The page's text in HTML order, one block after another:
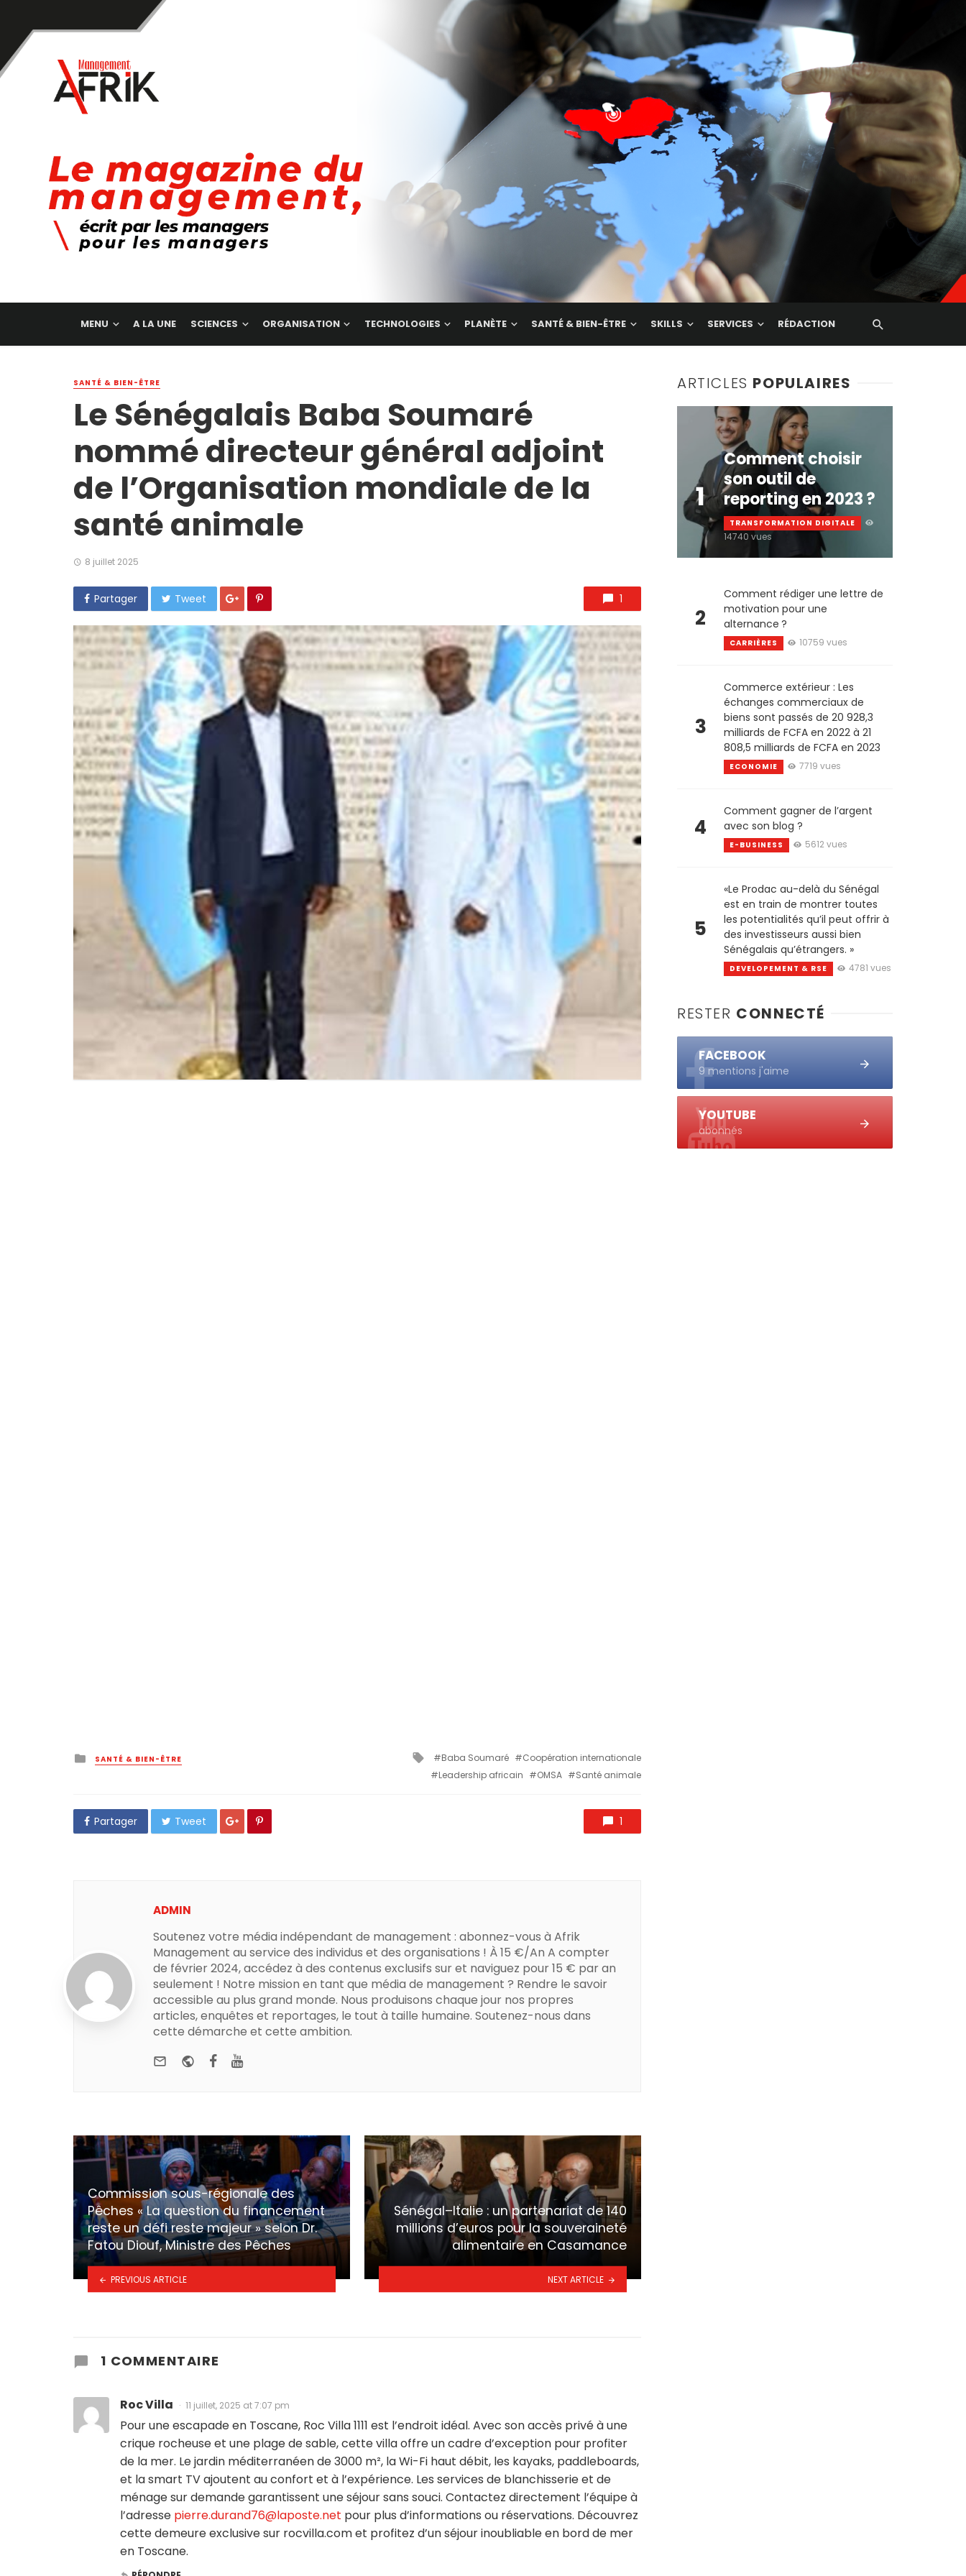
MENU A LA UNE SCIENCES ORGANISATION TECHNOLOGIES PLANÈTE SANTÉ & BIEN-ÊTRE SKILLS SERVICES RÉDACTION
SANTÉ & BIEN-ÊTRE
Le Sénégalais Baba Soumaré
nommé directeur général adjoint
de l’Organisation mondiale de la
santé animale
8 juillet 2025
Partager Tweet 1
Posted
in
SANTÉ & BIEN-ÊTRE Tagged
with
Baba Soumaré
Coopération internationale
Leadership africain
OMSA Santé animale
Partager Tweet 1
ADMIN
Soutenez votre média indépendant de management : abonnez-vous à Afrik
Management au service des individus et des organisations ! À 15 €/An A compter
de février 2024, accédez à des contenus exclusifs sur et naviguez pour 15 € par an
seulement ! Notre mission en tant que média de management ? Rendre le savoir
accessible au plus grand monde. Nous produisons chaque jour nos propres
articles, enquêtes et reportages, le tout à taille humaine. Soutenez-nous dans
cette démarche et cette ambition.
e-mailWebsiteFacebook
Commission sous-régionale des
Pêches « La question du financement
reste un défi reste majeur » selon Dr.
Fatou Diouf, Ministre des Pêches
PREVIOUS ARTICLE
Sénégal–Italie : un partenariat de 140
millions d’euros pour la souveraineté
alimentaire en Casamance
NEXT ARTICLE
1 COMMENTAIRE
Roc Villa 11 juillet, 2025 at 7:07 pm
Pour une escapade en Toscane, Roc Villa 1111 est l’endroit idéal. Avec son accès privé à une
crique rocheuse et une plage de sable, cette villa offre un cadre d’exception pour profiter
de la mer. Le jardin méditerranéen de 3000 m², la Wi-Fi haut débit, les kayaks, paddleboards,
et la smart TV ajoutent au confort et à l’expérience. Les services de blanchisserie et de
ménage sur demande garantissent une séjour sans souci. Contactez directement l’équipe à
l’adresse pierre.durand76@laposte.net pour plus d’informations ou réservations. Découvrez
cette demeure exclusive sur rocvilla.com et profitez d’un séjour inoubliable en bord de mer
en Toscane.
ARTICLES POPULAIRES
1
Comment choisir
son outil de
reporting en 2023 ?
TRANSFORMATION DIGITALE
14740 vues
2
Comment rédiger une lettre de
motivation pour une
alternance ?
CARRIÈRES 10759 vues
3
Commerce extérieur : Les
échanges commerciaux de
biens sont passés de 20 928,3
milliards de FCFA en 2022 à 21
808,5 milliards de FCFA en 2023
ECONOMIE 7719 vues
4
Comment gagner de l’argent
avec son blog ?
E-BUSINESS 5612 vues
5
«Le Prodac au-delà du Sénégal
est en train de montrer toutes
les potentialités qu’il peut offrir à
des investisseurs aussi bien
Sénégalais qu’étrangers. »
DEVELOPEMENT & RSE 4781 vues
RESTER CONNECTÉ
FACEBOOK
9 mentions j'aime
YOUTUBE
abonnés